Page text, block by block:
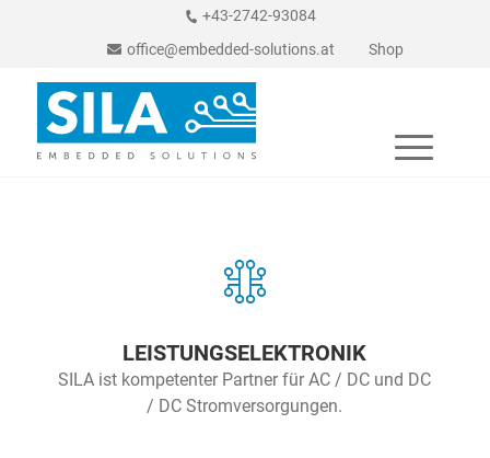
+43-2742-93084
office@embedded-solutions.at
Shop
LEISTUNGSELEKTRONIK
SILA ist kompetenter Partner für AC / DC und DC
/ DC Stromversorgungen.